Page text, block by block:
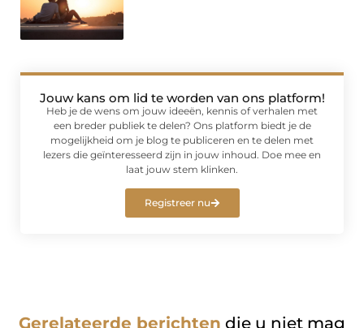
Jouw kans om lid te worden van ons platform!
Heb je de wens om jouw ideeën, kennis of verhalen met
een breder publiek te delen? Ons platform biedt je de
mogelijkheid om je blog te publiceren en te delen met
lezers die geïnteresseerd zijn in jouw inhoud. Doe mee en
laat jouw stem klinken.
Registreer nu
Gerelateerde berichten die u niet mag